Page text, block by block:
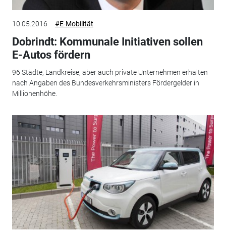
10.05.2016 #E-Mobilität
Dobrindt: Kommunale Initiativen sollen
E-Autos fördern
96 Städte, Landkreise, aber auch private Unternehmen erhalten
nach Angaben des Bundesverkehrsministers Fördergelder in
Millionenhöhe.